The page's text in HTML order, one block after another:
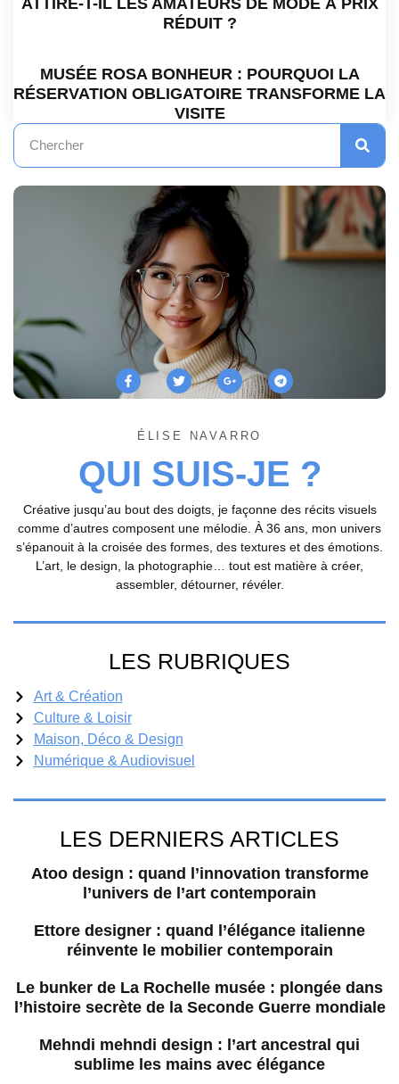
RÉDUIT ?
MUSÉE ROSA BONHEUR : POURQUOI LA
RÉSERVATION OBLIGATOIRE TRANSFORME LA
VISITE
ÉLISE NAVARRO
QUI SUIS-JE ?
Créative jusqu’au bout des doigts, je façonne des récits visuels
comme d’autres composent une mélodie. À 36 ans, mon univers
s’épanouit à la croisée des formes, des textures et des émotions.
L’art, le design, la photographie… tout est matière à créer,
assembler, détourner, révéler.
LES RUBRIQUES
Art & Création
Culture & Loisir
Maison, Déco & Design
Numérique & Audiovisuel
LES DERNIERS ARTICLES
Atoo design : quand l’innovation transforme
l’univers de l’art contemporain
Ettore designer : quand l’élégance italienne
réinvente le mobilier contemporain
Le bunker de La Rochelle musée : plongée dans
l’histoire secrète de la Seconde Guerre mondiale
Mehndi mehndi design : l’art ancestral qui
sublime les mains avec élégance